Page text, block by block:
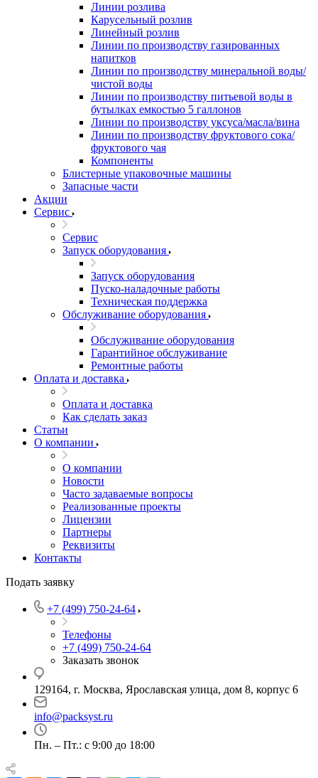
Линии розлива
Карусельный розлив
Линейный розлив
Линии по производству газированных
напитков
Линии по производству минеральной воды/
чистой воды
Линии по производству питьевой воды в
бутылках емкостью 5 галлонов
Линии по производству уксуса/масла/вина
Линии по производству фруктового сока/
фруктового чая
Компоненты
Блистерные упаковочные машины
Запасные части
Акции
Сервис
Сервис
Запуск оборудования
Запуск оборудования
Пуско-наладочные работы
Техническая поддержка
Обслуживание оборудования
Обслуживание оборудования
Гарантийное обслуживание
Ремонтные работы
Оплата и доставка
Оплата и доставка
Как сделать заказ
Статьи
О компании
О компании
Новости
Часто задаваемые вопросы
Реализованные проекты
Лицензии
Партнеры
Реквизиты
Контакты
Подать заявку
+7 (499) 750-24-64
Телефоны
+7 (499) 750-24-64
Заказать звонок
129164, г. Москва, Ярославская улица, дом 8, корпус 6
info@packsyst.ru
Пн. – Пт.: с 9:00 до 18:00